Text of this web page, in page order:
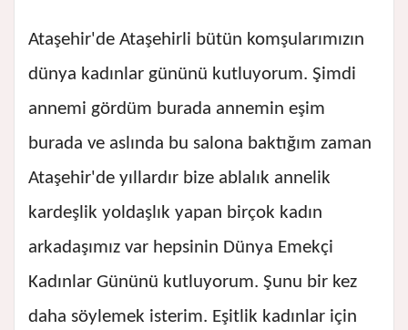
Ataşehir'de Ataşehirli bütün komşularımızın
dünya kadınlar gününü kutluyorum. Şimdi
annemi gördüm burada annemin eşim
burada ve aslında bu salona baktığım zaman
Ataşehir'de yıllardır bize ablalık annelik
kardeşlik yoldaşlık yapan birçok kadın
arkadaşımız var hepsinin Dünya Emekçi
Kadınlar Gününü kutluyorum. Şunu bir kez
daha söylemek isterim. Eşitlik kadınlar için